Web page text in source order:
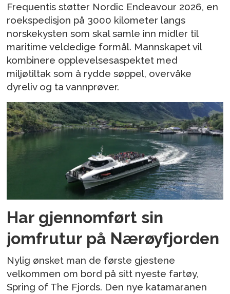
Frequentis støtter Nordic Endeavour 2026, en
roekspedisjon på 3000 kilometer langs
norskekysten som skal samle inn midler til
maritime veldedige formål. Mannskapet vil
kombinere opplevelsesaspektet med
miljøtiltak som å rydde søppel, overvåke
dyreliv og ta vannprøver.
Har gjennomført sin
jomfrutur på Nærøyfjorden
Nylig ønsket man de første gjestene
velkommen om bord på sitt nyeste fartøy,
Spring of The Fjords. Den nye katamaranen